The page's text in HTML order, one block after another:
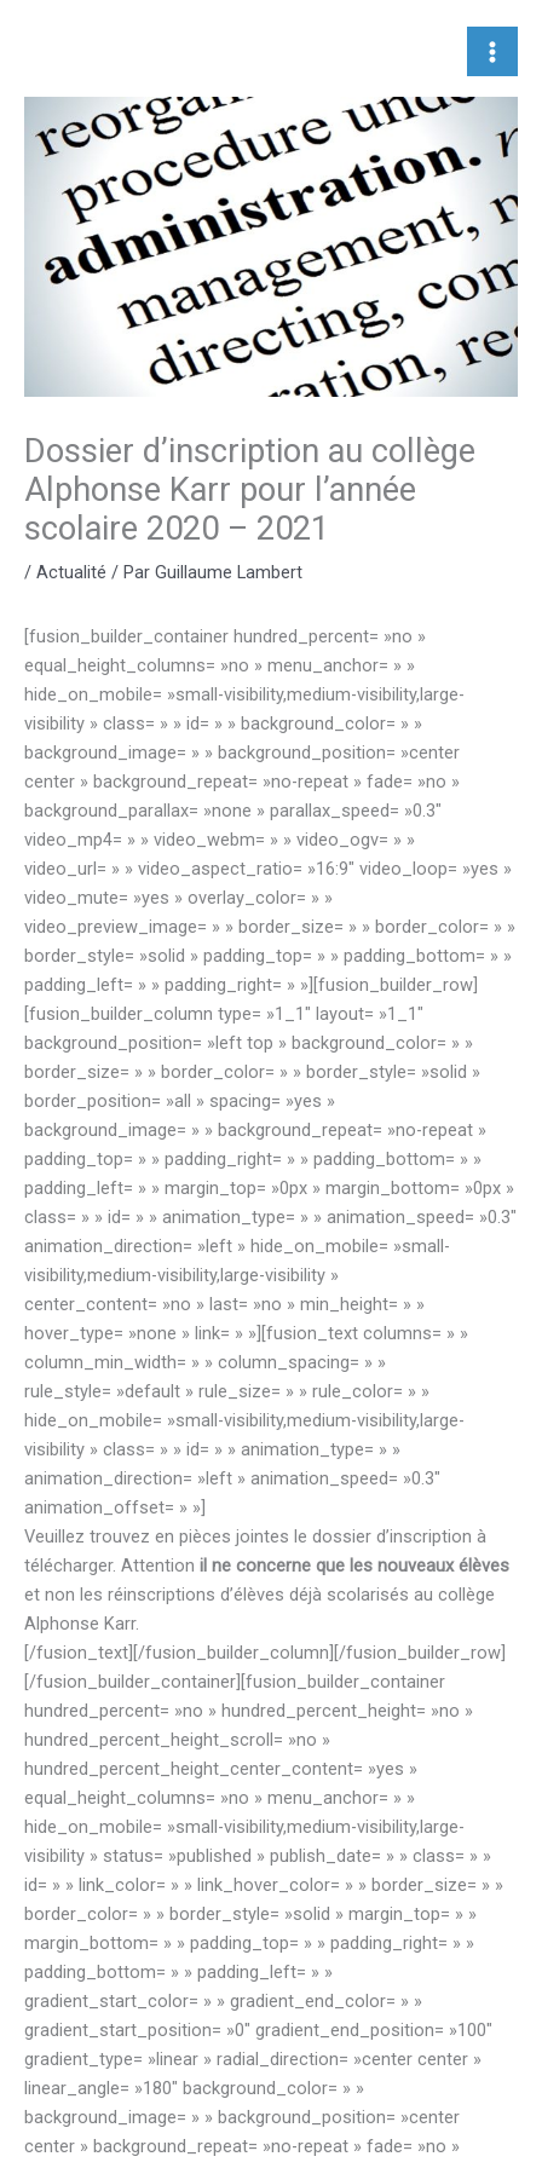
Dossier d’inscription au collège
Alphonse Karr pour l’année
scolaire 2020 – 2021
/ Actualité / Par Guillaume Lambert
[fusion_builder_container hundred_percent= »no »
equal_height_columns= »no » menu_anchor= » »
hide_on_mobile= »small-visibility,medium-visibility,large-
visibility » class= » » id= » » background_color= » »
background_image= » » background_position= »center
center » background_repeat= »no-repeat » fade= »no »
background_parallax= »none » parallax_speed= »0.3″
video_mp4= » » video_webm= » » video_ogv= » »
video_url= » » video_aspect_ratio= »16:9″ video_loop= »yes »
video_mute= »yes » overlay_color= » »
video_preview_image= » » border_size= » » border_color= » »
border_style= »solid » padding_top= » » padding_bottom= » »
padding_left= » » padding_right= » »][fusion_builder_row]
[fusion_builder_column type= »1_1″ layout= »1_1″
background_position= »left top » background_color= » »
border_size= » » border_color= » » border_style= »solid »
border_position= »all » spacing= »yes »
background_image= » » background_repeat= »no-repeat »
padding_top= » » padding_right= » » padding_bottom= » »
padding_left= » » margin_top= »0px » margin_bottom= »0px »
class= » » id= » » animation_type= » » animation_speed= »0.3″
animation_direction= »left » hide_on_mobile= »small-
visibility,medium-visibility,large-visibility »
center_content= »no » last= »no » min_height= » »
hover_type= »none » link= » »][fusion_text columns= » »
column_min_width= » » column_spacing= » »
rule_style= »default » rule_size= » » rule_color= » »
hide_on_mobile= »small-visibility,medium-visibility,large-
visibility » class= » » id= » » animation_type= » »
animation_direction= »left » animation_speed= »0.3″
animation_offset= » »]
Veuillez trouvez en pièces jointes le dossier d’inscription à
télécharger. Attention il ne concerne que les nouveaux élèves
et non les réinscriptions d’élèves déjà scolarisés au collège
Alphonse Karr.
[/fusion_text][/fusion_builder_column][/fusion_builder_row]
[/fusion_builder_container][fusion_builder_container
hundred_percent= »no » hundred_percent_height= »no »
hundred_percent_height_scroll= »no »
hundred_percent_height_center_content= »yes »
equal_height_columns= »no » menu_anchor= » »
hide_on_mobile= »small-visibility,medium-visibility,large-
visibility » status= »published » publish_date= » » class= » »
id= » » link_color= » » link_hover_color= » » border_size= » »
border_color= » » border_style= »solid » margin_top= » »
margin_bottom= » » padding_top= » » padding_right= » »
padding_bottom= » » padding_left= » »
gradient_start_color= » » gradient_end_color= » »
gradient_start_position= »0″ gradient_end_position= »100″
gradient_type= »linear » radial_direction= »center center »
linear_angle= »180″ background_color= » »
background_image= » » background_position= »center
center » background_repeat= »no-repeat » fade= »no »